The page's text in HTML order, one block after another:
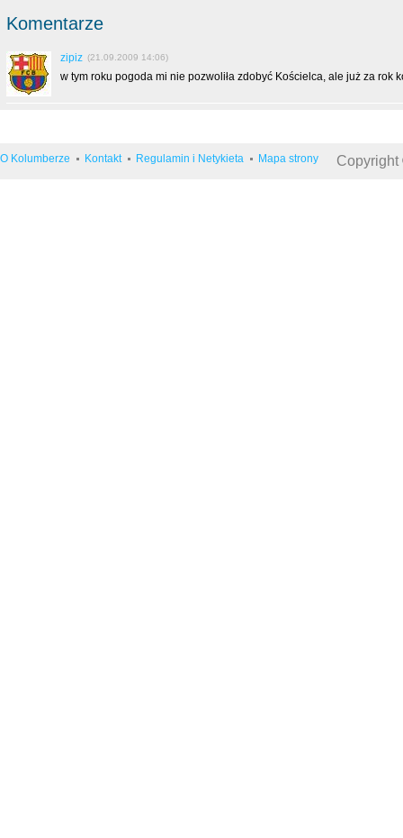
Komentarze
zipiz (21.09.2009 14:06)
w tym roku pogoda mi nie pozwoliła zdobyć Kościelca, ale już za rok
O Kolumberze Kontakt Regulamin i Netykieta Mapa strony